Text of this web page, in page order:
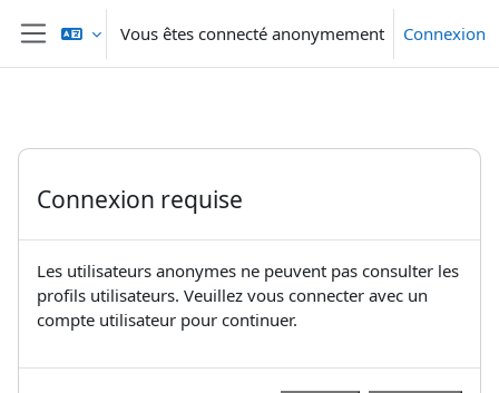
Passer au contenu principal
Panneau latéral
Vous êtes connecté anonymement Connexion
Connexion requise
Les utilisateurs anonymes ne peuvent pas consulter les
profils utilisateurs. Veuillez vous connecter avec un
compte utilisateur pour continuer.